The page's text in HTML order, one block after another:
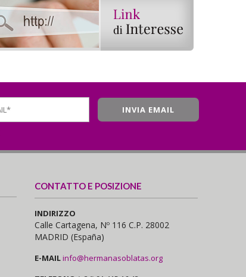
CONTATTO E POSIZIONE
INDIRIZZO
Calle Cartagena, Nº 116 C.P. 28002
MADRID (España)
E-MAILinfo@hermanasoblatas.org